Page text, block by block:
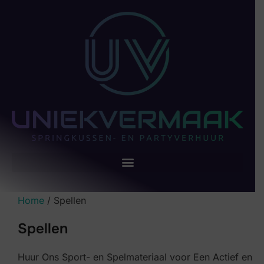
Home / Spellen
Spellen
Huur Ons Sport- en Spelmateriaal voor Een Actief en